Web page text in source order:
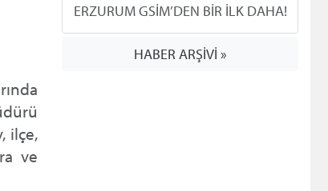
ilçe,
ve
ERZURUM GSİM’DEN BİR İLK DAHA!
HABER ARŞİVİ »